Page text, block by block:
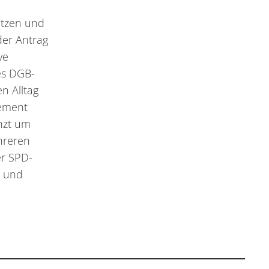
und
Antrag
DGB-
Alltag
um
SPD-
und